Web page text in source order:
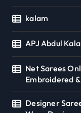
kalam
APJ Abdul
Net Sarees
Embroidered
Designer